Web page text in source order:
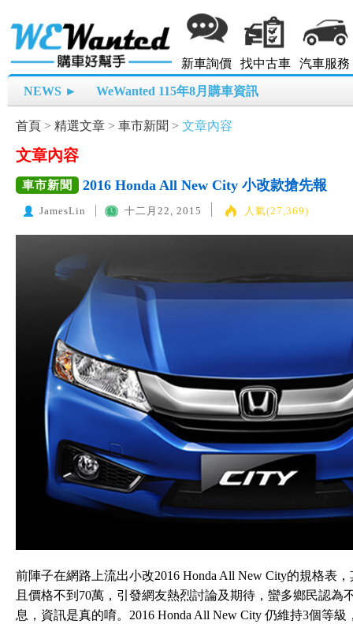
新車詢價 找中古車 汽車服務
NEWS ► WeWanted 115年8月購車資訊
首頁 > 精選文章 > 車市新聞 > 文章內容
文章內容
車市新聞 2016 Honda All New City 小改款搶先報
JamesLin 十二月22, 2015 人氣(27,369)
前陣子在網路上流出小改2016 Honda All New City的規格表
且價格不到70萬，引發網友熱烈討論及期待，蠻多鄉民認為
息，資訊是真的唷。2016 Honda All New City 仍維持3個等